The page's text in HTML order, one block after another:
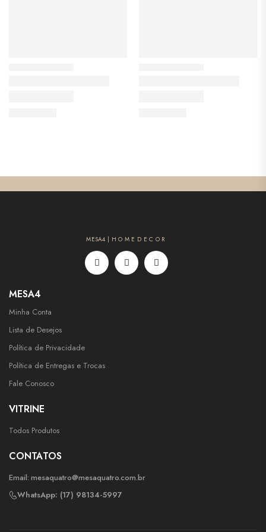
MESA4 | H O M E D E C O R
MESA4
Minha Conta
Lista de Desejos
Política de Privacidade
Política de Entregas e Trocas
Fale Conosco
VITRINE
Todos Produtos
CONTATOS
Email: mesaquatro@mesaquatro.com.br
WhatsApp: (17) 98134-5997